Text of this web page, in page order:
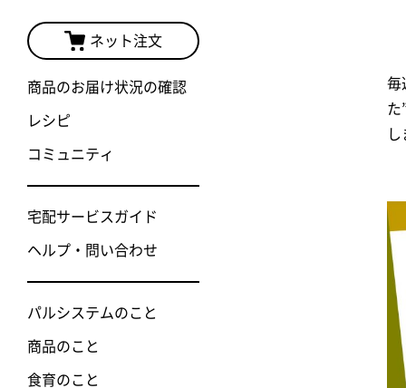
ネット注文
商品のお届け状況の確認
レシピ
コミュニティ
宅配サービスガイド
ヘルプ・問い合わせ
パルシステムのこと
商品のこと
食育のこと
毎
た